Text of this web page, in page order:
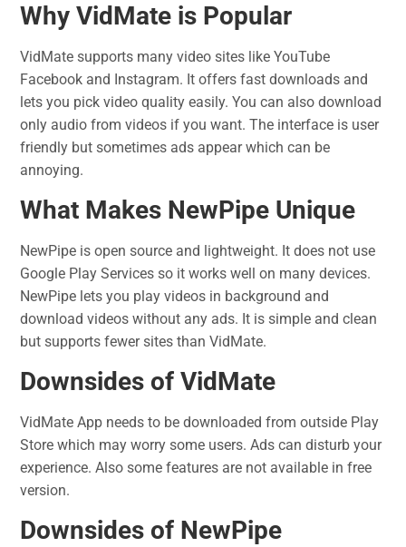
Why VidMate is Popular
VidMate supports many video sites like YouTube
Facebook and Instagram. It offers fast downloads and
lets you pick video quality easily. You can also download
only audio from videos if you want. The interface is user
friendly but sometimes ads appear which can be
annoying.
What Makes NewPipe Unique
NewPipe is open source and lightweight. It does not use
Google Play Services so it works well on many devices.
NewPipe lets you play videos in background and
download videos without any ads. It is simple and clean
but supports fewer sites than VidMate.
Downsides of VidMate
VidMate App needs to be downloaded from outside Play
Store which may worry some users. Ads can disturb your
experience. Also some features are not available in free
version.
Downsides of NewPipe